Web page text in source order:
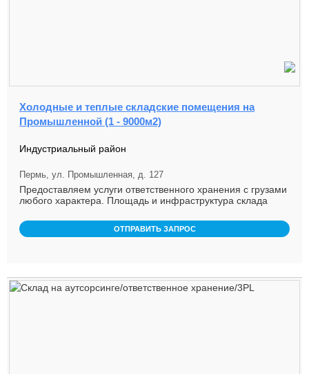
Холодные и теплые складские помещения на
Промышленной (1 - 9000м2)
Индустриальный район
Пермь, ул. Промышленная, д. 127
Предоставляем услуги ответственного хранения с грузами
любого характера. Площадь и инфраструктура склада
ОТПРАВИТЬ ЗАПРОС